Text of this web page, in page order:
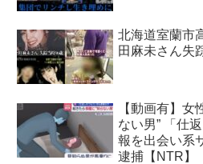
北海道室蘭市
田麻未さん失
【動画有】女
ない男” 「仕
報を出会い系
逮捕【NTR】